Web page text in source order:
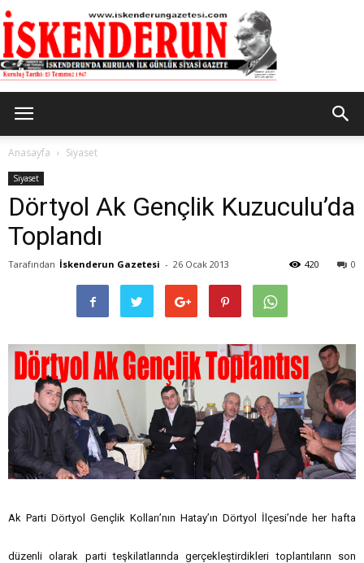
Gazetesi
Anasayfa Siyaset
Siyaset
Dörtyol Ak Gençlik Kuzuculu’da
Toplandı
Tarafından İskenderun Gazetesi - 26 Ocak 2013 0
420
Ak Parti Dörtyol Gençlik Kolları’nın Hatay’ın Dörtyol İlçesi’nde her hafta
düzenli olarak parti teşkilatlarında gerçekleştirdikleri toplantıların son